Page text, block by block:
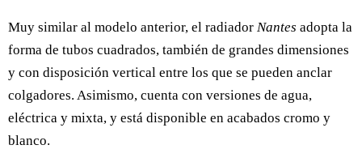
Muy similar al modelo anterior, el radiador Nantes adopta la
forma de tubos cuadrados, también de grandes dimensiones
y con disposición vertical entre los que se pueden anclar
colgadores. Asimismo, cuenta con versiones de agua,
eléctrica y mixta, y está disponible en acabados cromo y
blanco.